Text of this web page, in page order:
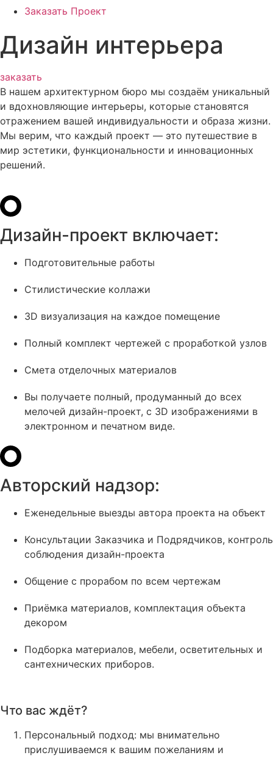
Заказать Проект
Дизайн интерьера
заказать
В нашем архитектурном бюро мы создаём уникальный
и вдохновляющие интерьеры, которые становятся
отражением вашей индивидуальности и образа жизни.
Мы верим, что каждый проект — это путешествие в
мир эстетики, функциональности и инновационных
решений.
Дизайн-проект включает:
Подготовительные работы
Стилистические коллажи
3D визуализация на каждое помещение
Полный комплект чертежей с проработкой узлов
Смета отделочных материалов
Вы получаете полный, продуманный до всех
мелочей дизайн-проект, с 3D изображениями в
электронном и печатном виде.
Авторский надзор:
Еженедельные выезды автора проекта на объект
Консультации Заказчика и Подрядчиков, контроль
соблюдения дизайн-проекта
Общение с прорабом по всем чертежам
Приёмка материалов, комплектация объекта
декором
Подборка материалов, мебели, осветительных и
сантехнических приборов.
Что вас ждёт?
Персональный подход: мы внимательно
прислушиваемся к вашим пожеланиям и